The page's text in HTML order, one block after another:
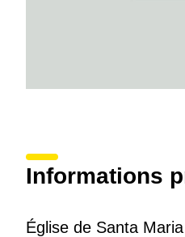
Informations
Église de Santa